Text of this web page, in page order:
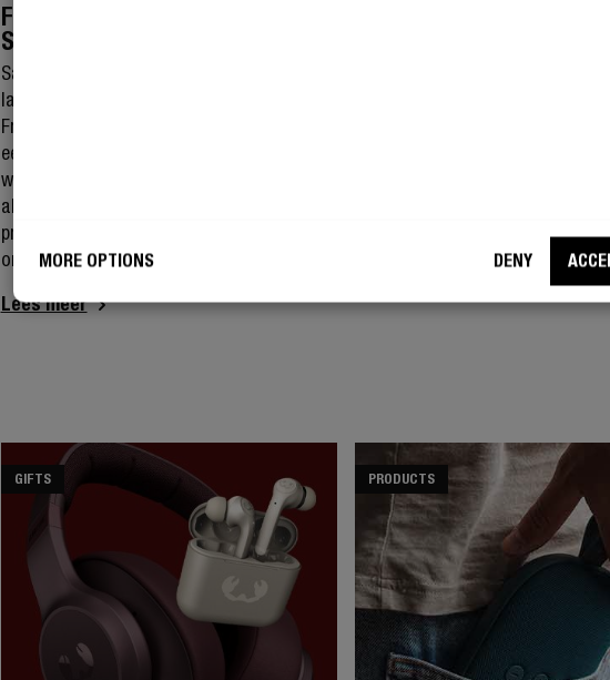
MORE OPTIONS DENY
FRESH 'N REBEL – PERSONAL
SOUND APP: WAT IS ER NIEUW?
Samen met onze gloednieuwe Twins Elite
lanceren we ook een grote update van de
Fresh 'n Rebel - Personal Sound app. Als je
een Clam Elite gebruiker bent, heb je de app
waarschijnlijk al eens eerder gezien. Maar
als je een groentje bent in onze Elite
product range, is de app waarschijnlijk nog
onbekend terrein.
Lees meer
misschien niet, maar de nieuwe
niet alleen een
GIFTS PRODUCTS